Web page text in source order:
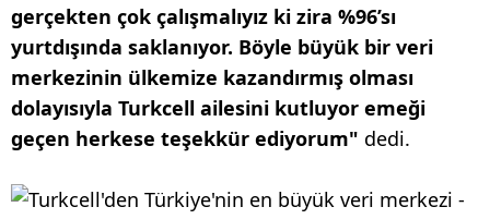
gerçekten çok çalışmalıyız ki zira %96’sı
yurtdışında saklanıyor. Böyle büyük bir veri
merkezinin ülkemize kazandırmış olması
dolayısıyla Turkcell ailesini kutluyor emeği
geçen herkese teşekkür ediyorum" dedi.